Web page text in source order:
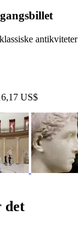
antikviteter
US$
det